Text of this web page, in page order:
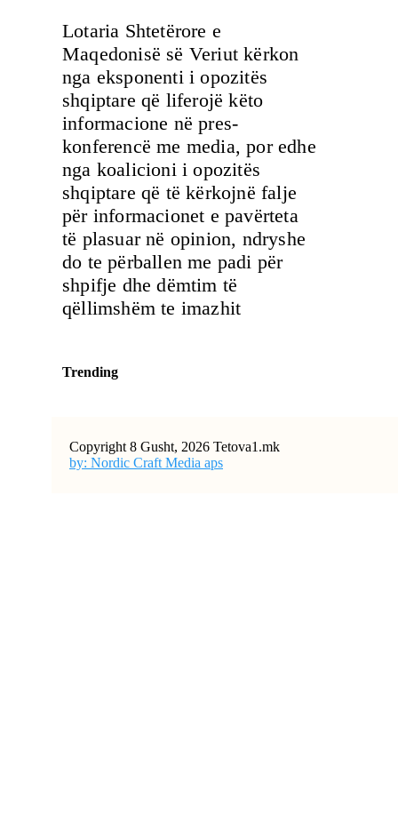
Lotaria Shtetërore e
Maqedonisë së Veriut kërkon
nga eksponenti i opozitës
shqiptare që liferojë këto
informacione në pres-
konferencë me media, por edhe
nga koalicioni i opozitës
shqiptare që të kërkojnë falje
për informacionet e pavërteta
të plasuar në opinion, ndryshe
do te përballen me padi për
shpifje dhe dëmtim të
qëllimshëm te imazhit
Trending
Copyright 8 Gusht, 2026 Tetova1.mk
by: Nordic Craft Media aps